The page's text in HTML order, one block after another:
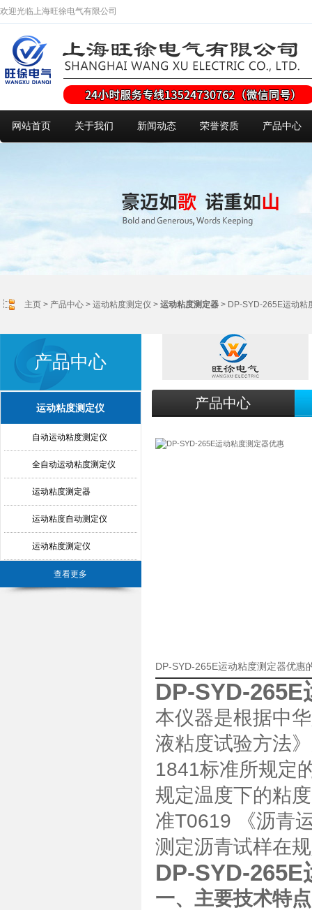
欢迎光临上海旺徐电气有限公司
网站首页 关于我们 新闻动态 荣誉资质 产品中心
主页 > 产品中心 > 运动粘度测定仪 > 运动粘度测定器 > DP-SYD-265E运动粘
产品中心
运动粘度测定仪
自动运动粘度测定仪
全自动运动粘度测定仪
运动粘度测定器
运动粘度自动测定仪
运动粘度测定仪
查看更多
产品中心
DP-SYD-265E运动粘度测定器优惠
DP-SYD-
本仪器是根据中
液粘度试验方法
1841标准所规定
规定温度下的粘
准T0619 《沥青
测定沥青试样在
DP-SYD-
一、主要技术特点